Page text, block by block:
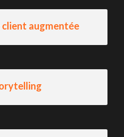
client augmentée